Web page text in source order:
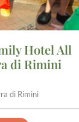
Hotel All
di Rimini
di Rimini